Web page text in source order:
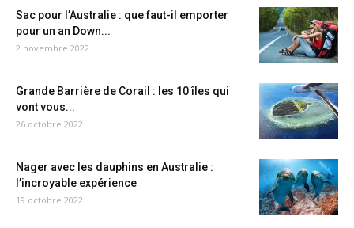
Sac pour l’Australie : que faut-il emporter
pour un an Down...
2 novembre 2022
Grande Barrière de Corail : les 10 îles qui
vont vous...
26 octobre 2022
Nager avec les dauphins en Australie :
l’incroyable expérience
19 octobre 2022